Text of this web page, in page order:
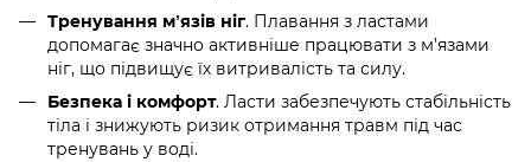
Тренування м’язів ніг. Плавання з ластами
допомагає значно активніше працювати з м’язами
ніг, що підвищує їх витривалість та силу.
Безпека і комфорт. Ласти забезпечують стабільність
тіла і знижують ризик отримання травм під час
тренувань у воді.